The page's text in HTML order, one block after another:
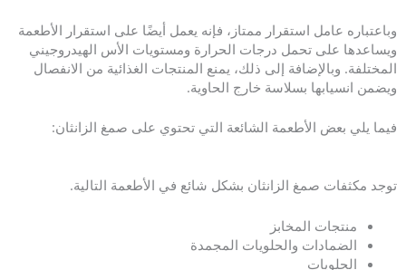
وباعتباره عامل استقرار ممتاز، فإنه يعمل أيضًا على استقرار الأطعمة
ويساعدها على تحمل درجات الحرارة ومستويات الأس الهيدروجيني
المختلفة. وبالإضافة إلى ذلك، يمنع المنتجات الغذائية من الانفصال
ويضمن انسيابها بسلاسة خارج الحاوية.
فيما يلي بعض الأطعمة الشائعة التي تحتوي على صمغ الزانثان:
توجد مكثفات صمغ الزانثان بشكل شائع في الأطعمة التالية.
منتجات المخابز
الضمادات والحلويات المجمدة
الحلويات